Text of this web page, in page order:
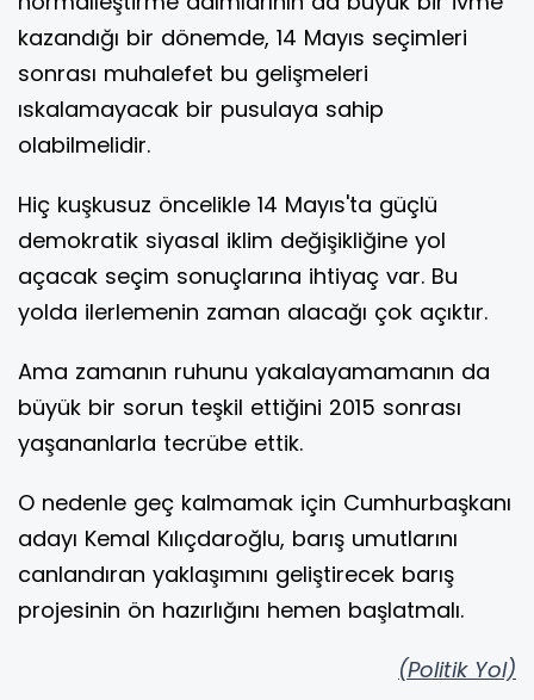
kazandığı bir dönemde, 14 Mayıs seçimleri
sonrası muhalefet bu gelişmeleri
ıskalamayacak bir pusulaya sahip
olabilmelidir.
Hiç kuşkusuz öncelikle 14 Mayıs'ta güçlü
demokratik siyasal iklim değişikliğine yol
açacak seçim sonuçlarına ihtiyaç var. Bu
yolda ilerlemenin zaman alacağı çok açıktır.
Ama zamanın ruhunu yakalayamamanın da
büyük bir sorun teşkil ettiğini 2015 sonrası
yaşananlarla tecrübe ettik.
O nedenle geç kalmamak için Cumhurbaşkanı
adayı Kemal Kılıçdaroğlu, barış umutlarını
canlandıran yaklaşımını geliştirecek barış
projesinin ön hazırlığını hemen başlatmalı.
(Politik Yol)